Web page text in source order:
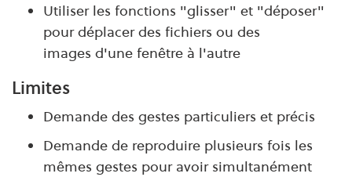
Utiliser les fonctions "glisser" et "déposer"
pour déplacer des fichiers ou des
images d'une fenêtre à l'autre
Limites
Demande des gestes particuliers et précis
Demande de reproduire plusieurs fois les
mêmes gestes pour avoir simultanément